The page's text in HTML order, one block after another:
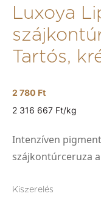
Luxoya
Tartós,
2 780 Ft
2 316 667 Ft/kg
Intenzíven
szájkontúrceruza
Kiszerelés